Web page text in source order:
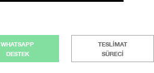
WHATSAPP
DESTEK
TESLİMAT
SÜRECİ